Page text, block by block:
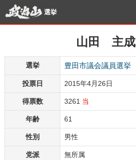
選挙
山田 主成
選挙 豊田市議会議員選挙
投票日 2015年4月26日
得票数 3261 当
年齢 61
性別 男性
党派 無所属